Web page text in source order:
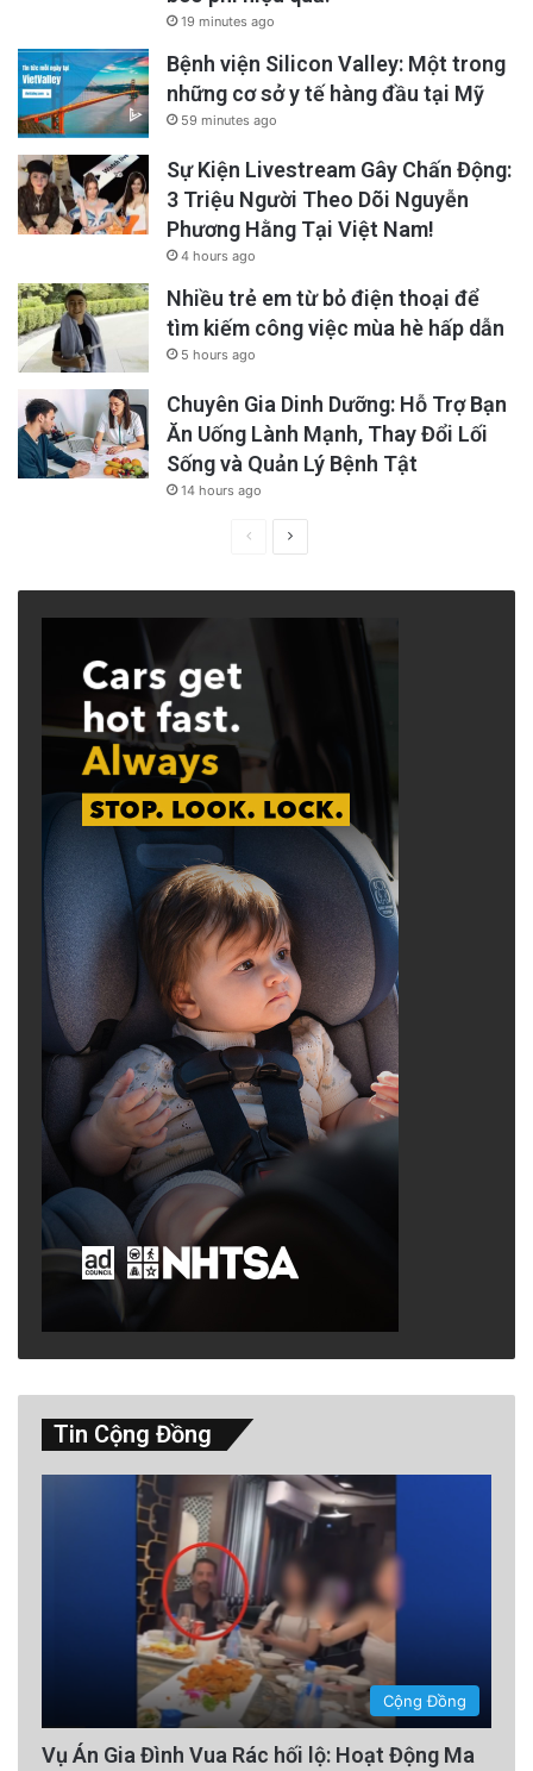
19 minutes ago
Bệnh viện Silicon Valley: Một trong
những cơ sở y tế hàng đầu tại Mỹ
59 minutes ago
Sự Kiện Livestream Gây Chấn Động:
3 Triệu Người Theo Dõi Nguyễn
Phương Hằng Tại Việt Nam!
4 hours ago
Nhiều trẻ em từ bỏ điện thoại để
tìm kiếm công việc mùa hè hấp dẫn
5 hours ago
Chuyên Gia Dinh Dưỡng: Hỗ Trợ Bạn
Ăn Uống Lành Mạnh, Thay Đổi Lối
Sống và Quản Lý Bệnh Tật
14 hours ago
PreviousNext
Tin Cộng Đồng
Cộng Đồng
Vụ Án Gia Đình Vua Rác hối lộ: Hoạt Động Ma